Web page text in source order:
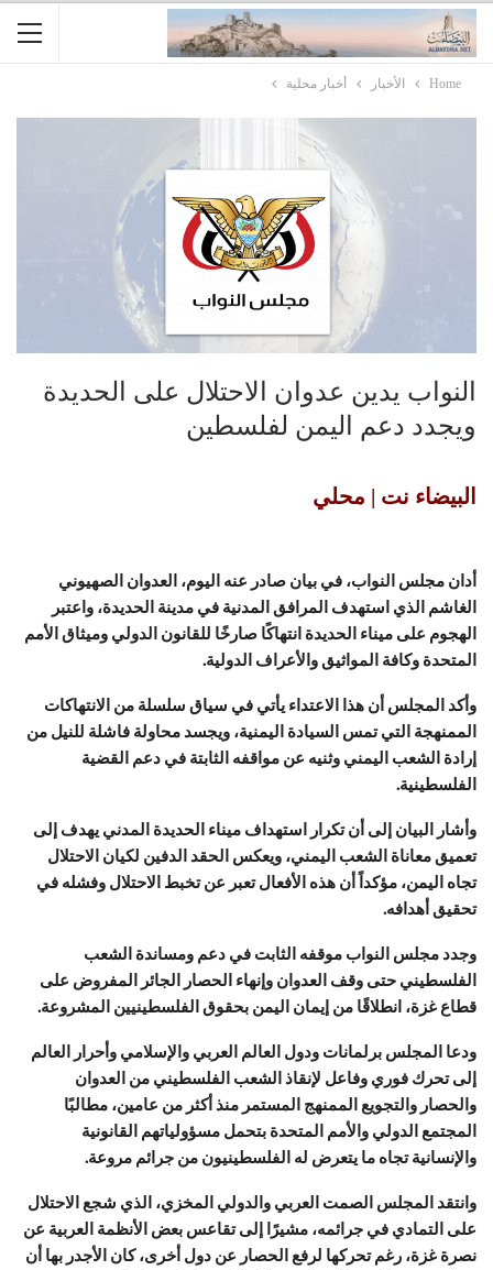
Home الأخبار أخبار محلية
النواب يدين عدوان الاحتلال على الحديدة
ويجدد دعم اليمن لفلسطين
البيضاء نت | محلي
أدان مجلس النواب، في بيان صادر عنه اليوم، العدوان الصهيوني
الغاشم الذي استهدف المرافق المدنية في مدينة الحديدة، واعتبر
الهجوم على ميناء الحديدة انتهاكًا صارخًا للقانون الدولي وميثاق الأمم
المتحدة وكافة المواثيق والأعراف الدولية.
وأكد المجلس أن هذا الاعتداء يأتي في سياق سلسلة من الانتهاكات
الممنهجة التي تمس السيادة اليمنية، ويجسد محاولة فاشلة للنيل من
إرادة الشعب اليمني وثنيه عن مواقفه الثابتة في دعم القضية
الفلسطينية.
وأشار البيان إلى أن تكرار استهداف ميناء الحديدة المدني يهدف إلى
تعميق معاناة الشعب اليمني، ويعكس الحقد الدفين لكيان الاحتلال
تجاه اليمن، مؤكداً أن هذه الأفعال تعبر عن تخبط الاحتلال وفشله في
تحقيق أهدافه.
وجدد مجلس النواب موقفه الثابت في دعم ومساندة الشعب
الفلسطيني حتى وقف العدوان وإنهاء الحصار الجائر المفروض على
قطاع غزة، انطلاقًا من إيمان اليمن بحقوق الفلسطينيين المشروعة.
ودعا المجلس برلمانات ودول العالم العربي والإسلامي وأحرار العالم
إلى تحرك فوري وفاعل لإنقاذ الشعب الفلسطيني من العدوان
والحصار والتجويع الممنهج المستمر منذ أكثر من عامين، مطالبًا
المجتمع الدولي والأمم المتحدة بتحمل مسؤولياتهم القانونية
والإنسانية تجاه ما يتعرض له الفلسطينيون من جرائم مروعة.
وانتقد المجلس الصمت العربي والدولي المخزي، الذي شجع الاحتلال
على التمادي في جرائمه، مشيرًا إلى تقاعس بعض الأنظمة العربية عن
نصرة غزة، رغم تحركها لرفع الحصار عن دول أخرى، كان الأجدر بها أن